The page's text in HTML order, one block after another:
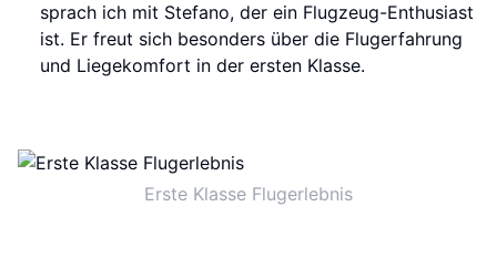
sprach ich mit Stefano, der ein Flugzeug-Enthusiast
ist. Er freut sich besonders über die Flugerfahrung
und Liegekomfort in der ersten Klasse.
Erste Klasse Flugerlebnis